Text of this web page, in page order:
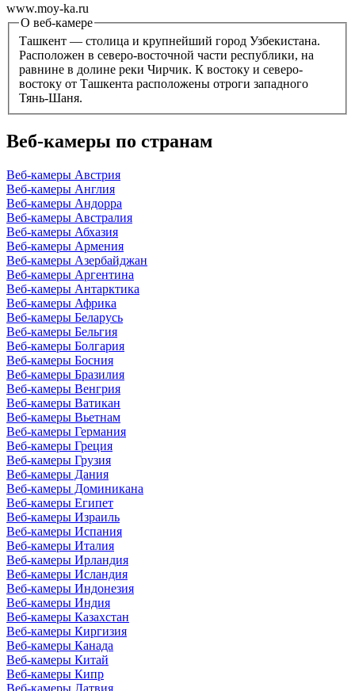
www.moy-ka.ru
О веб-камере
Ташкент — столица и крупнейший город Узбекистана.
Расположен в северо-восточной части республики, на
равнине в долине реки Чирчик. К востоку и северо-
востоку от Ташкента расположены отроги западного
Тянь-Шаня.
Веб-камеры по странам
Веб-камеры Австрия
Веб-камеры Англия
Веб-камеры Андорра
Веб-камеры Австралия
Веб-камеры Абхазия
Веб-камеры Армения
Веб-камеры Азербайджан
Веб-камеры Аргентина
Веб-камеры Антарктика
Веб-камеры Африка
Веб-камеры Беларусь
Веб-камеры Бельгия
Веб-камеры Болгария
Веб-камеры Босния
Веб-камеры Бразилия
Веб-камеры Венгрия
Веб-камеры Ватикан
Веб-камеры Вьетнам
Веб-камеры Германия
Веб-камеры Греция
Веб-камеры Грузия
Веб-камеры Дания
Веб-камеры Доминикана
Веб-камеры Египет
Веб-камеры Израиль
Веб-камеры Испания
Веб-камеры Италия
Веб-камеры Ирландия
Веб-камеры Исландия
Веб-камеры Индонезия
Веб-камеры Индия
Веб-камеры Казахстан
Веб-камеры Киргизия
Веб-камеры Канада
Веб-камеры Китай
Веб-камеры Кипр